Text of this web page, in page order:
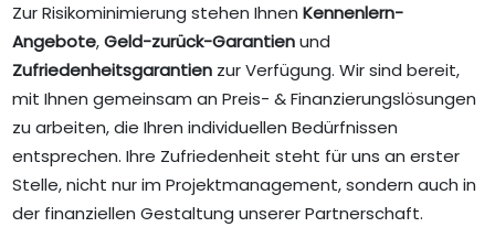
Zur Risikominimierung stehen IhnenKennenlern-
Angebote,Geld-zurück-Garantienund
Zufriedenheitsgarantien zur Verfügung. Wir sind bereit,
mit Ihnen gemeinsam an Preis- & Finanzierungslösungen
zu arbeiten, die Ihren individuellen Bedürfnissen
entsprechen. Ihre Zufriedenheit steht für uns an erster
Stelle, nicht nur im Projektmanagement, sondern auch in
der finanziellen Gestaltung unserer Partnerschaft.